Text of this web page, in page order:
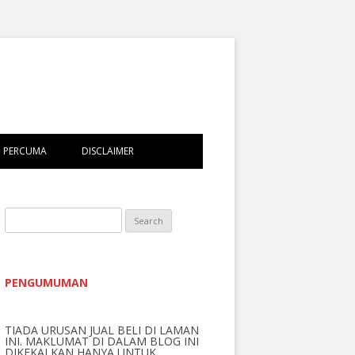
DISCLAIMER
e
f
o
PENGUMUMAN
TIADA URUSAN JUAL BELI DI LAMAN
INI. MAKLUMAT DI DALAM BLOG INI